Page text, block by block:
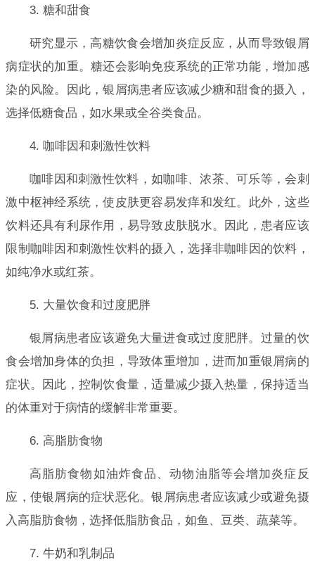
3. 糖和甜食
研究显示，高糖饮食会增加炎症反应，从而导致银屑
病症状的加重。糖还会影响免疫系统的正常功能，增加感
染的风险。因此，银屑病患者应该减少糖和甜食的摄入，
选择低糖食品，如水果或全谷类食品。
4. 咖啡因和刺激性饮料
咖啡因和刺激性饮料，如咖啡、浓茶、可乐等，会刺
激中枢神经系统，使皮肤更容易发痒和发红。此外，这些
饮料还具有利尿作用，易导致皮肤脱水。因此，患者应该
限制咖啡因和刺激性饮料的摄入，选择非咖啡因的饮料，
如纯净水或红茶。
5. 大量饮食和过度肥胖
银屑病患者应该避免大量进食或过度肥胖。过量的饮
食会增加身体的负担，导致体重增加，进而加重银屑病的
症状。因此，控制饮食量，适量减少摄入热量，保持适当
的体重对于病情的缓解非常重要。
6. 高脂肪食物
高脂肪食物如油炸食品、动物油脂等会增加炎症反
应，使银屑病的症状恶化。银屑病患者应该减少或避免摄
入高脂肪食物，选择低脂肪食品，如鱼、豆类、蔬菜等。
7. 牛奶和乳制品